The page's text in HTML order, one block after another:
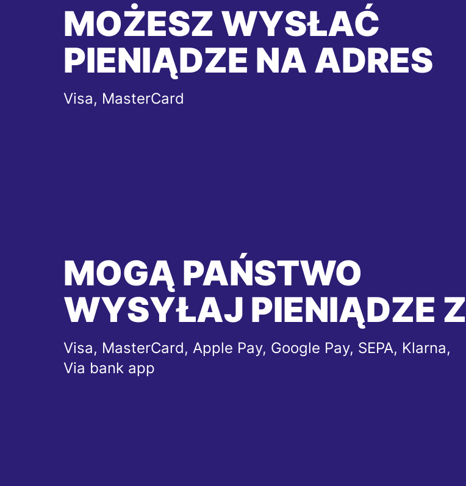
MOŻESZ WYSŁAĆ
PIENIĄDZE NA ADRES
Visa, MasterCard
MOGĄ PAŃSTWO
WYSYŁAJ PIENIĄDZE Z
Visa, MasterCard, Apple Pay, Google Pay, SEPA, Klarna,
Via bank app